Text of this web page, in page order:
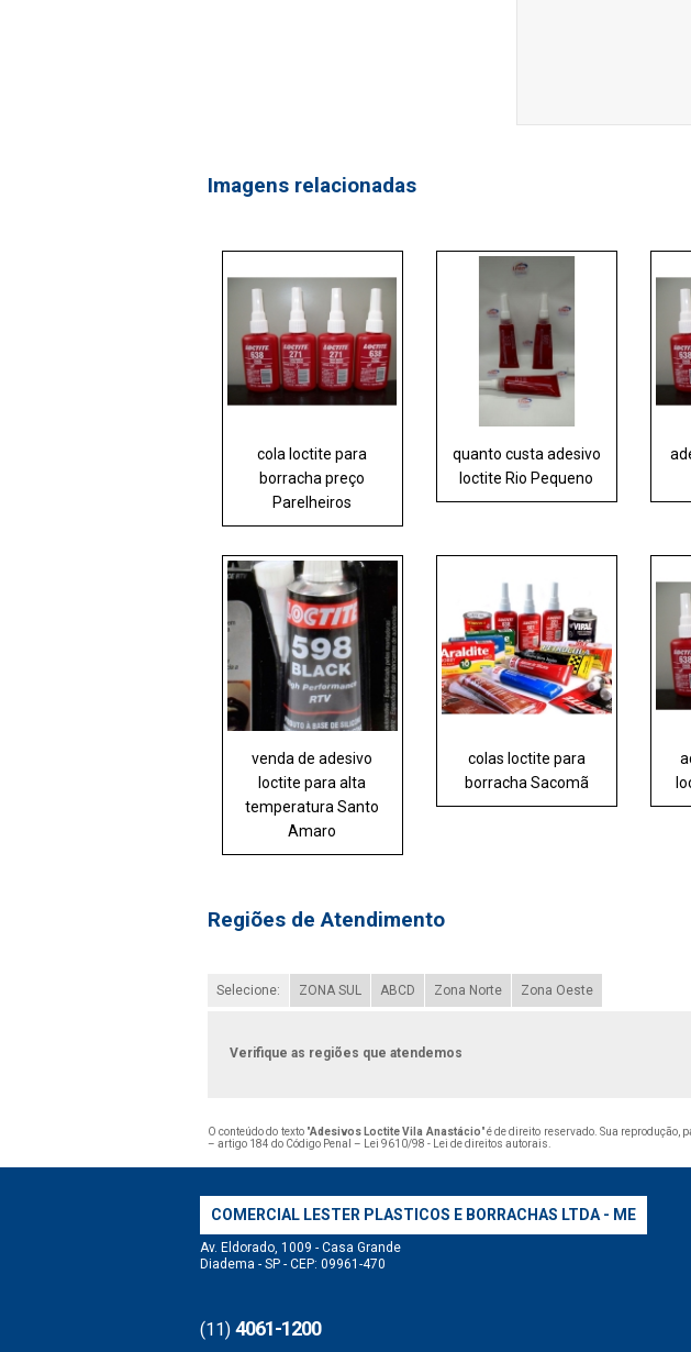
Imagens relacionadas
cola loctite para
borracha preço
Parelheiros
quanto custa adesivo
loctite Rio Pequeno
venda de adesivo
loctite para alta
temperatura Santo
Amaro
colas loctite para
borracha Sacomã
Regiões de Atendimento
Selecione: ZONA SUL ABCD Zona Norte Zona Oeste
Verifique as regiões que atendemos
O conteúdo do texto "Adesivos Loctite Vila Anastácio" é de direito reservado. Sua
– artigo 184 do Código Penal –
Lei 9610/98 - Lei de direitos autorais
COMERCIAL LESTER PLASTICOS E BORRACHAS LTDA - ME
Av. Eldorado, 1009 - Casa Grande
Diadema - SP - CEP: 09961-470
(11) 4061-1200